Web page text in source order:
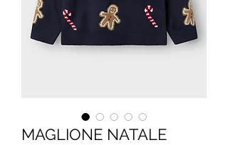
MAGLIONE NATALE